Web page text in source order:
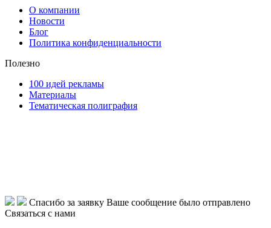
О компании
Новости
Блог
Политика конфиденциальности
Полезно
100 идей рекламы
Материалы
Тематическая полиграфия
Спасибо за заявку Ваше сообщение было отправлено
Связаться с нами